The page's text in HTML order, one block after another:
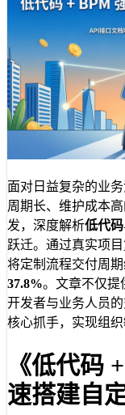
面对日益复杂的业务
周期长、维护成本
发，深度解析低代码
跃迁。通过真实项
将定制流程交付周
37.8%。文章不仅提
开发者与业务人员
核心抓手，实现组织
《低代码
速搭建自